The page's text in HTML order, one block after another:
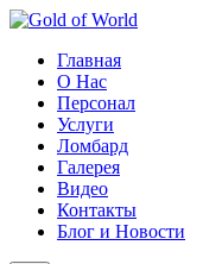
Главная
О Нас
Персонал
Услуги
Ломбард
Галерея
Видео
Контакты
Блог и Новости